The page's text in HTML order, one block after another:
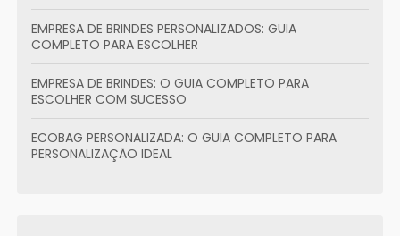
EMPRESA DE BRINDES PERSONALIZADOS: GUIA
COMPLETO PARA ESCOLHER
EMPRESA DE BRINDES: O GUIA COMPLETO PARA
ESCOLHER COM SUCESSO
ECOBAG PERSONALIZADA: O GUIA COMPLETO PARA
PERSONALIZAÇÃO IDEAL